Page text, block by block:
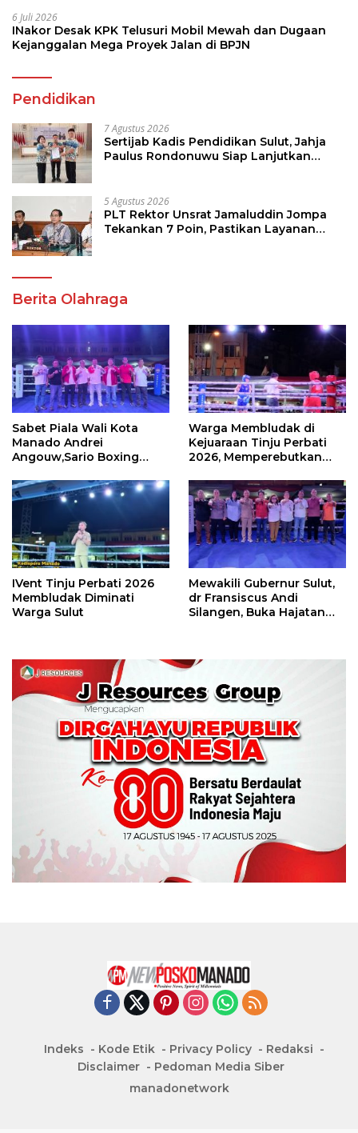
6 Juli 2026
INakor Desak KPK Telusuri Mobil Mewah dan Dugaan
Kejanggalan Mega Proyek Jalan di BPJN
Pendidikan
7 Agustus 2026
Sertijab Kadis Pendidikan Sulut, Jahja
Paulus Rondonuwu Siap Lanjutkan
5 Agustus 2026
PLT Rektor Unsrat Jamaluddin Jompa
Tekankan 7 Poin, Pastikan Layanan
Berita Olahraga
Sabet Piala Wali Kota
Manado Andrei
Angouw,Sario Boxing
Perbati 2026
Warga Membludak di
Kejuaraan Tinju Perbati
2026, Memperebutkan
IVent Tinju Perbati 2026
Membludak Diminati
Warga Sulut
Mewakili Gubernur Sulut,
dr Fransiscus Andi
Silangen, Buka Hajatan
Indeks Kode Etik Privacy Policy
Redaksi
Disclaimer
Pedoman Media Siber
manadonetwork